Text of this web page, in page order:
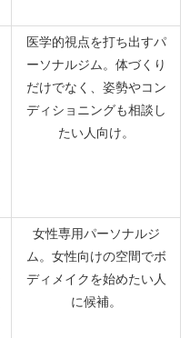
医学的視点を打ち出すパ
ーソナルジム。体づくり
だけでなく、姿勢やコン
ディショニングも相談し
たい人向け。
女性専用パーソナルジ
ム。女性向けの空間でボ
ディメイクを始めたい人
に候補。